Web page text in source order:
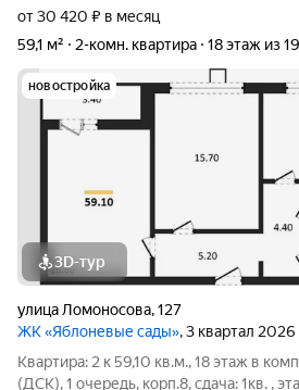
от 30 420 ₽ в месяц
59,1 м²
2-комн. квартира 18 этаж из 19
новостройка
3D-тур
улица Ломоносова,127
ЖК «Яблоневые сады», 3 квартал 2026
Квартира: 2 к 59,10 кв.м., 18 этаж в
(ДСК), 1 очередь, корп.8, сдача: 1кв. ,